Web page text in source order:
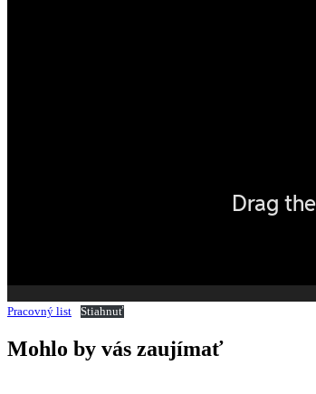
Pracovný list Stiahnuť
Mohlo by vás zaujímať